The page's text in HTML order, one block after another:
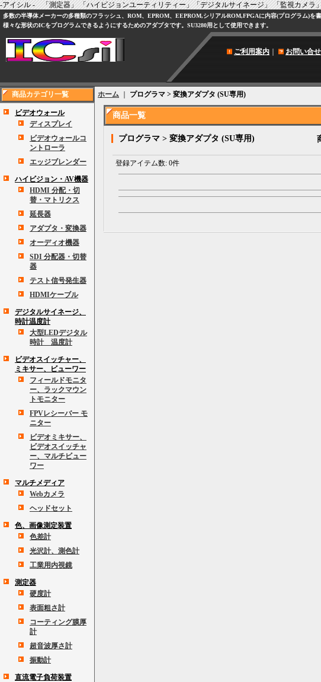
-アイシル - 「測定器」 「ハイビジョンユーティリティー」「デジタルサイネージ」 「監視カメラ
多数の半導体メーカーの多種類のフラッシュ、ROM、EPROM、EEPROM,シリアルROM,FPGAに内容(プログラム)を
様々な形状のICをプログラムできるようにするためのアダプタです。SU3280用として使用できます。
ご利用案内｜ お問い合せ
商品カテゴリ一覧
ビデオウォール
ディスプレイ
ビデオウォールコ
ントローラ
エッジブレンダー
ハイビジョン・AV機器
HDMI 分配・切
替・マトリクス
延長器
アダプタ・変換器
オーディオ機器
SDI 分配器・切替
器
テスト信号発生器
HDMIケーブル
デジタルサイネージ、
時計温度計
大型LEDデジタル
時計 温度計
ビデオスイッチャー、
ミキサー、ビューワー
フィールドモニタ
ー、ラックマウン
トモニター
FPVレシーバー モ
ニター
ビデオミキサー、
ビデオスイッチャ
ー、マルチビュー
ワー
マルチメディア
Webカメラ
ヘッドセット
色、画像測定装置
色差計
光沢計、測色計
工業用内視鏡
測定器
硬度計
表面粗さ計
コーティング膜厚
計
超音波厚さ計
振動計
直流電子負荷装置
ホーム プログラマ > 変換アダプタ (SU専用)
商品一覧
プログラマ > 変換アダプタ (SU専用)
登録アイテム数: 0件